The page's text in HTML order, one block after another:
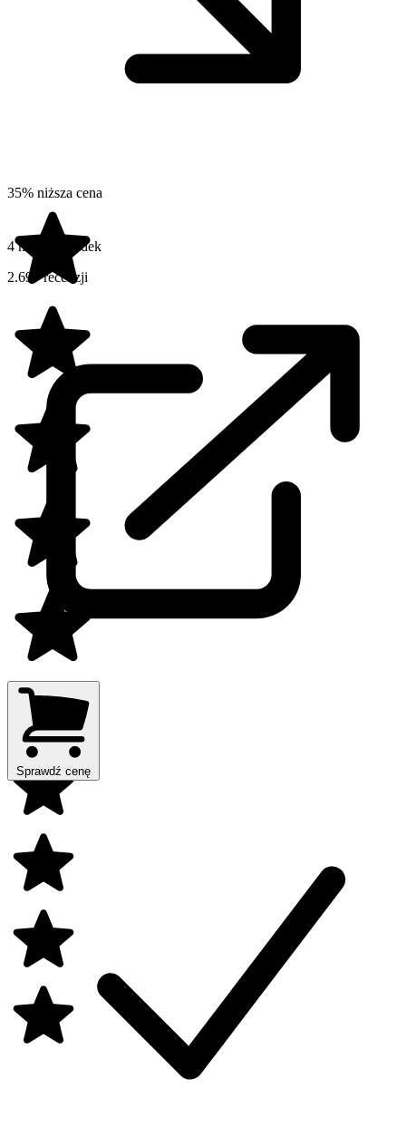
35% niższa cena
4 na 5 gwiazdek
2.697 recenzji
Sprawdź cenę